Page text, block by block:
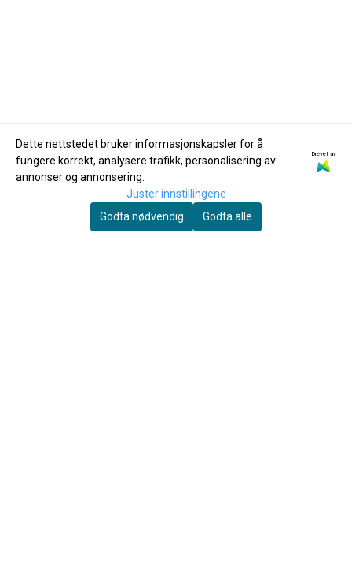
Yamaha
Yamaha BB234
Elbass Sort
Elbass Vintage White
6.200,-
Dette nettstedet bruker informasjonskapsler for å
fungere korrekt, analysere trafikk, personalisering av
annonser og annonsering.
Drevet av
Juster innstillingene
Godta nødvendig
Godta alle